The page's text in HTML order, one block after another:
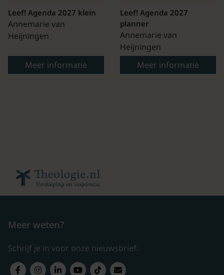
Leef! Agenda 2027 klein
Annemarie van
Heijningen
Meer informatie
Leef! Agenda 2027
planner
Annemarie van
Heijningen
Meer informatie
Meer weten?
Schrijf je in voor onze nieuwsbrief.